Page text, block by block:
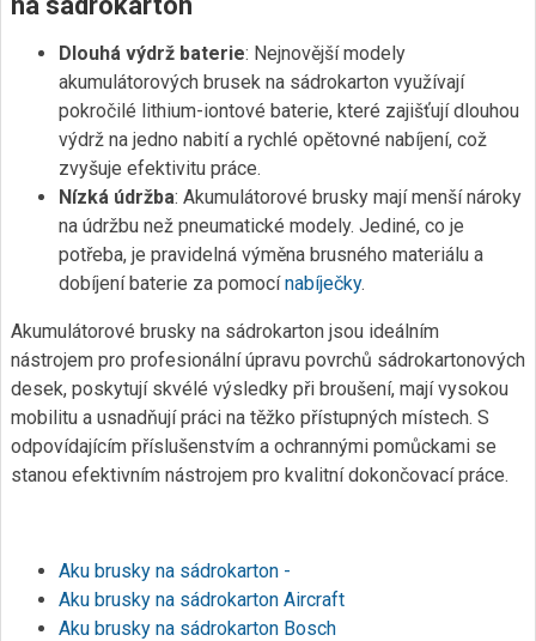
Dlouhá výdrž baterie: Nejnovější modely
akumulátorových brusek na sádrokarton využívají
pokročilé lithium-iontové baterie, které zajišťují dlouhou
výdrž na jedno nabití a rychlé opětovné nabíjení, což
zvyšuje efektivitu práce.
Nízká údržba: Akumulátorové brusky mají menší nároky
na údržbu než pneumatické modely. Jediné, co je
potřeba, je pravidelná výměna brusného materiálu a
dobíjení baterie za pomocínabíječky.
Akumulátorové brusky na sádrokarton jsou ideálním
nástrojem pro profesionální úpravu povrchů sádrokartonových
desek, poskytují skvélé výsledky při broušení, mají vysokou
mobilitu a usnadňují práci na těžko přístupných místech. S
odpovídajícím příslušenstvím a ochrannými pomůckami se
stanou efektivním nástrojem pro kvalitní dokončovací práce.
Aku brusky na sádrokarton -
Aku brusky na sádrokarton Aircraft
Aku brusky na sádrokarton Bosch